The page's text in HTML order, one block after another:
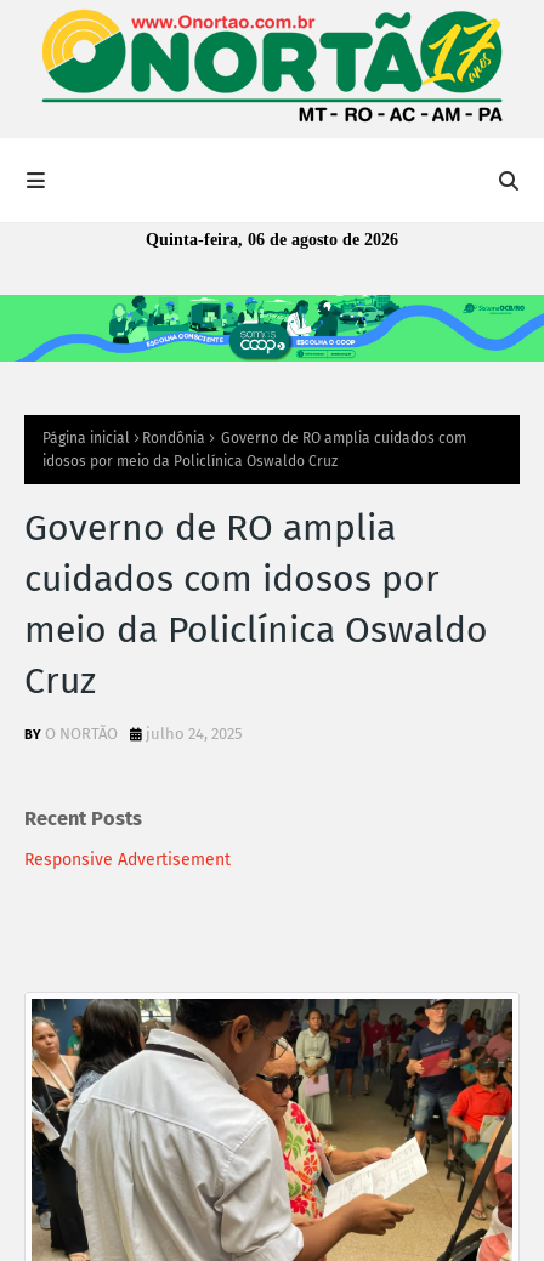
Quinta-feira, 06 de agosto de 2026
Página inicial Rondônia
Governo de RO amplia cuidados com
idosos por meio da Policlínica Oswaldo Cruz
Governo de RO amplia
cuidados com idosos por
meio da Policlínica Oswaldo
Cruz
O NORTÃO julho 24, 2025
Recent Posts
Responsive Advertisement